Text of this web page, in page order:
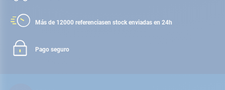
Más de 12000 referenciasen stock enviadas en 24h
Pago seguro